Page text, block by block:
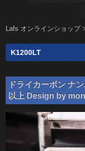
Lafs オンラインショップ
K1200LT
ドライカーボン ナ
以上 Design by